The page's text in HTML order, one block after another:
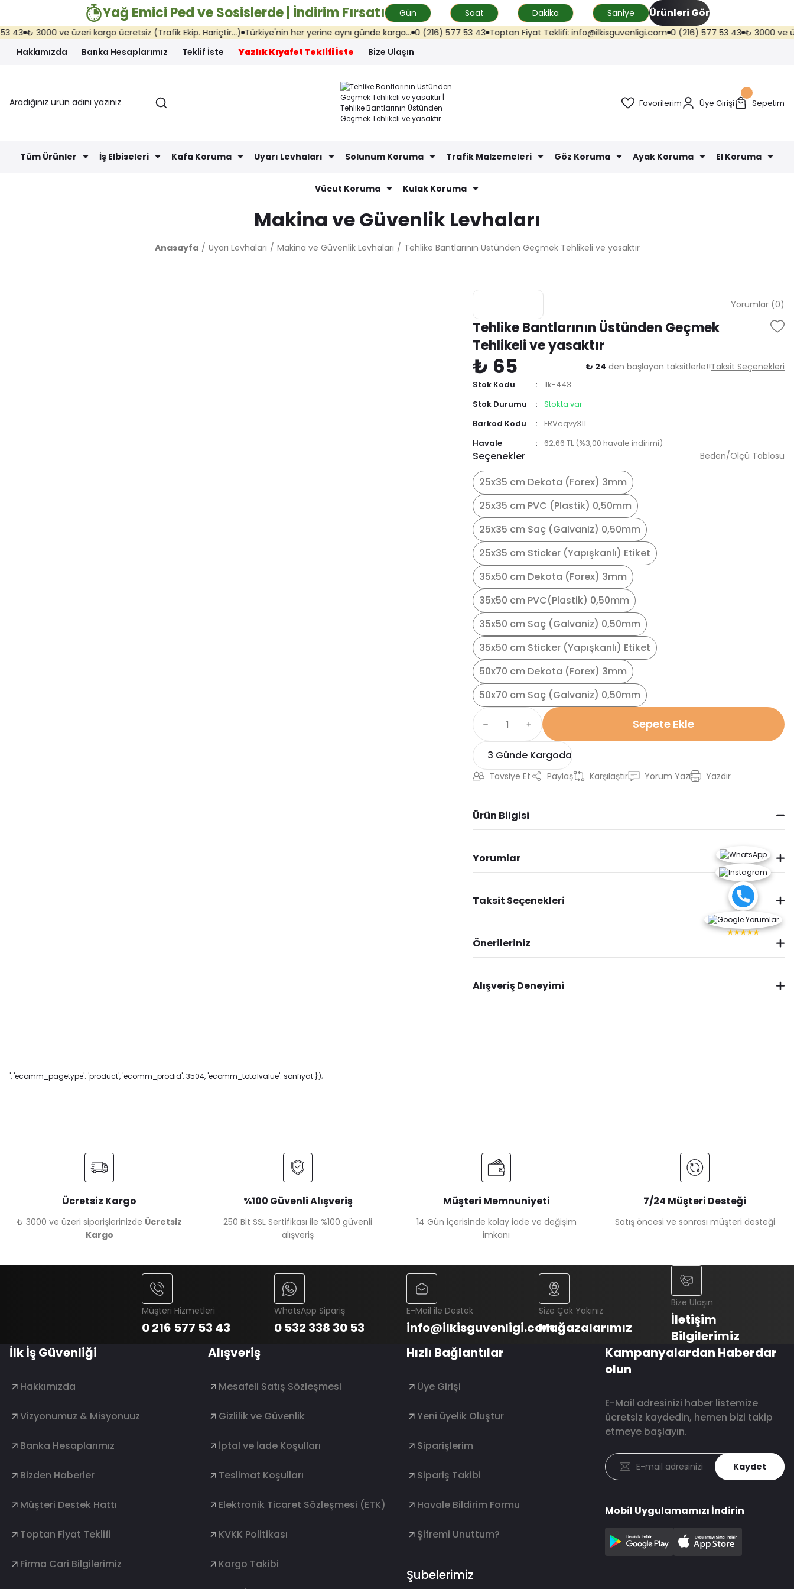
Yağ Emici Ped ve Sosislerde | İndirim Fırsatı Gün Saat Dakika Saniye Ürünleri Gör
₺ 3000 ve üzeri kargo ücretsiz (Trafik Ekip. Hariçtir...) Türkiye'nin her yerine aynı günde kargo... 0 (216) 577 53 43 Toptan Fiyat Teklifi: info@ilkisguvenligi.com 0 (216) 577 53 43 ₺ 3000 ve üzeri
Hakkımızda
Banka Hesaplarımız Teklif İste Yazlık Kıyafet Teklifi İste Bize Ulaşın
Favorilerim Üye Girişi Sepetim
Tüm Ürünler İş Elbiseleri Kafa Koruma Uyarı Levhaları Solunum Koruma Trafik Malzemeleri Göz Koruma Ayak Koruma El Koruma
Vücut Koruma Kulak Koruma
Makina ve Güvenlik Levhaları
Anasayfa Uyarı Levhaları Makina ve Güvenlik Levhaları Tehlike Bantlarının Üstünden Geçmek Tehlikeli ve yasaktır
Yorumlar (0)
Tehlike Bantlarının Üstünden Geçmek
Tehlikeli ve yasaktır
₺ 65 ₺ 24 den başlayan taksitlerle!!Taksit Seçenekleri
Stok Kodu
İlk-443
Stok Durumu
Stokta var
Barkod Kodu
FRVeqvy311
Havale
62,66 TL (%3,00 havale indirimi)
Seçenekler
25x35 cm Dekota (Forex) 3mm
25x35 cm PVC (Plastik) 0,50mm
25x35 cm Saç (Galvaniz) 0,50mm
25x35 cm Sticker (Yapışkanlı) Etiket
35x50 cm Dekota (Forex) 3mm
35x50 cm PVC(Plastik) 0,50mm
35x50 cm Saç (Galvaniz) 0,50mm
35x50 cm Sticker (Yapışkanlı) Etiket
50x70 cm Dekota (Forex) 3mm
50x70 cm Saç (Galvaniz) 0,50mm
Beden/Ölçü Tablosu
Sepete Ekle
3 Günde Kargoda
Tavsiye Et Paylaş Karşılaştır Yorum Yaz Yazdır
Ürün Bilgisi
Yorumlar
Taksit Seçenekleri
Önerileriniz
Alışveriş Deneyimi
', 'ecomm_pagetype': 'product', 'ecomm_prodid': 3504, 'ecomm_totalvalue': sonfiyat });
Ücretsiz Kargo
₺ 3000 ve üzeri siparişlerinizde Ücretsiz
Kargo
%100 Güvenli Alışveriş
250 Bit SSL Sertifikası ile %100 güvenli
alışveriş
Müşteri Memnuniyeti
14 Gün içerisinde kolay iade ve değişim
imkanı
7/24 Müşteri Desteği
Satış öncesi ve sonrası müşteri desteği
Müşteri Hizmetleri
0 216 577 53 43
WhatsApp Sipariş
0 532 338 30 53
E-Mail ile Destek
info@ilkisguvenligi.com
Size Çok Yakınız
Mağazalarımız
Bize Ulaşın
İletişim
Bilgilerimiz
İlk İş Güvenliği
Hakkımızda
Vizyonumuz & Misyonuuz
Banka Hesaplarımız
Bizden Haberler
Müşteri Destek Hattı
Toptan Fiyat Teklifi
Firma Cari Bilgilerimiz
Alışveriş
Mesafeli Satış Sözleşmesi
Gizlilik ve Güvenlik
İptal ve İade Koşulları
Teslimat Koşulları
Elektronik Ticaret Sözleşmesi (ETK)
KVKK Politikası
Kargo Takibi
Hızlı Bağlantılar
Üye Girişi
Yeni üyelik Oluştur
Siparişlerim
Sipariş Takibi
Havale Bildirim Formu
Şifremi Unuttum?
Şubelerimiz
★★★★★
Kampanyalardan Haberdar
olun
E-Mail adresinizi haber listemize
ücretsiz kaydedin, hemen bizi takip
etmeye başlayın.
Kaydet
Mobil Uygulamamızı İndirin